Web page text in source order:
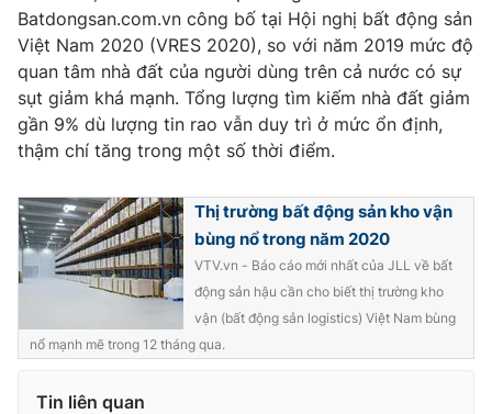
Batdongsan.com.vn công bố tại Hội nghị bất động sản
Việt Nam 2020 (VRES 2020), so với năm 2019 mức độ
quan tâm nhà đất của người dùng trên cả nước có sự
sụt giảm khá mạnh. Tổng lượng tìm kiếm nhà đất giảm
gần 9% dù lượng tin rao vẫn duy trì ở mức ổn định,
thậm chí tăng trong một số thời điểm.
Thị trường bất động sản kho vận
bùng nổ trong năm 2020
VTV.vn - Báo cáo mới nhất của JLL về bất
động sản hậu cần cho biết thị trường kho
vận (bất động sản logistics) Việt Nam bùng
nổ mạnh mẽ trong 12 tháng qua.
Tin liên quan